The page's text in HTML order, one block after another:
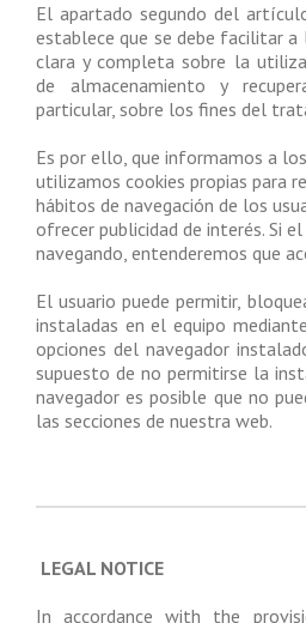
El apartado segundo del
establece que se debe facilitar a
clara y completa sobre la
de almacenamiento y
particular, sobre los fines del
Es por ello, que informamos a
utilizamos cookies propias para
hábitos de navegación de los
ofrecer publicidad de interés. Si
navegando, entenderemos que
El usuario puede permitir,
instaladas en el equipo
opciones del navegador
supuesto de no permitirse la
navegador es posible que no
las secciones de nuestra web.
LEGAL NOTICE
In accordance with the